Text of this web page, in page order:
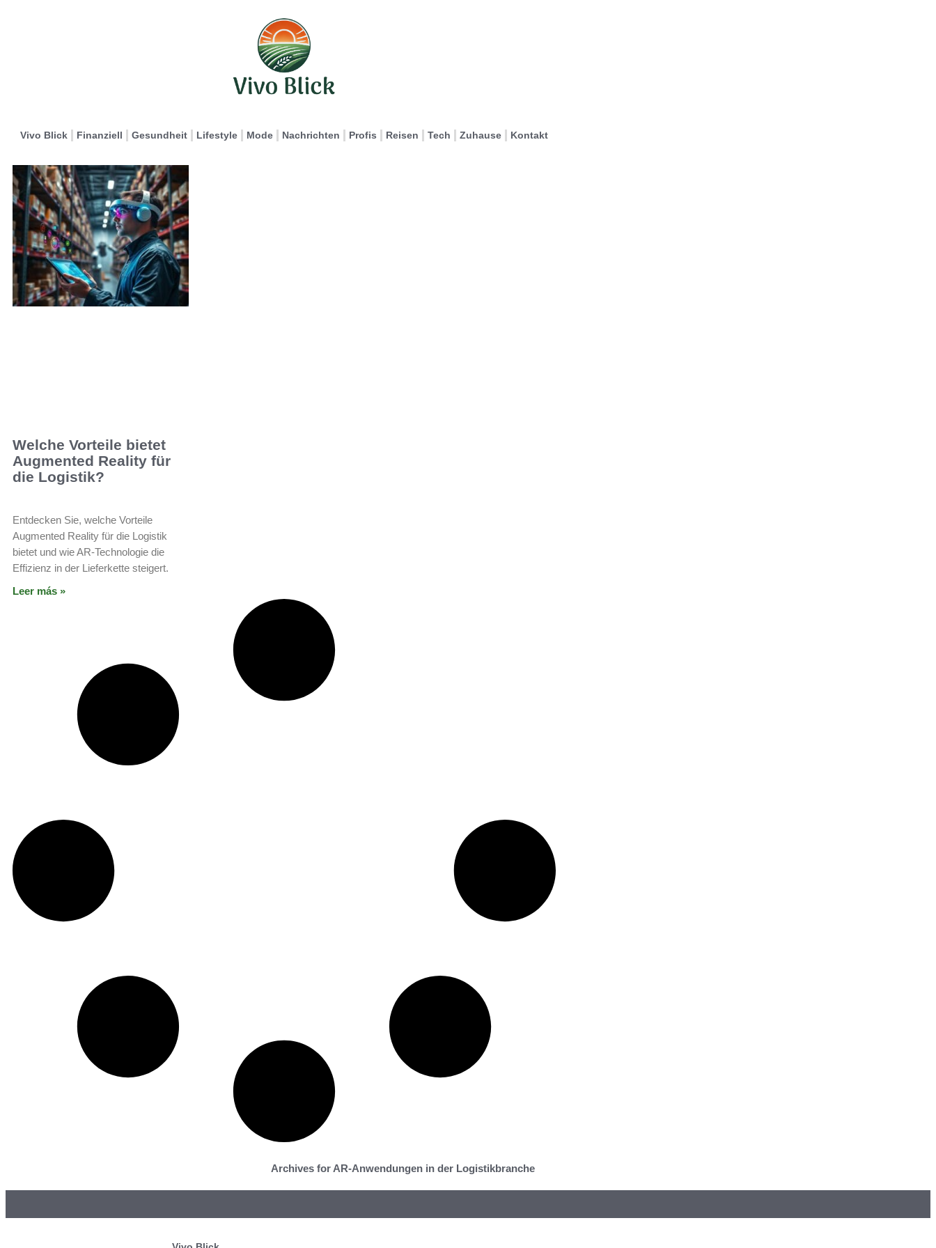
Vivo Blick Finanziell Gesundheit Lifestyle Mode Nachrichten Profis Reisen Tech Zuhause Kontakt
Welche Vorteile bietet
Augmented Reality für
die Logistik?
Entdecken Sie, welche Vorteile
Augmented Reality für die Logistik
bietet und wie AR-Technologie die
Effizienz in der Lieferkette steigert.
Leer más »
Archives for AR-Anwendungen in der Logistikbranche